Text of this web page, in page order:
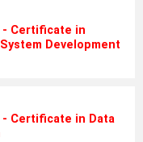
- Certificate in
Development
- Certificate in Data